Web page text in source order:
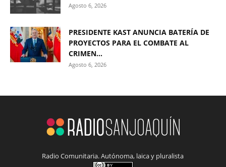
Agosto 6, 2026
PRESIDENTE KAST ANUNCIA BATERÍA DE
PROYECTOS PARA EL COMBATE AL
CRIMEN...
Agosto 6, 2026
Radio Comunitaria. Autónoma, laica y pluralista